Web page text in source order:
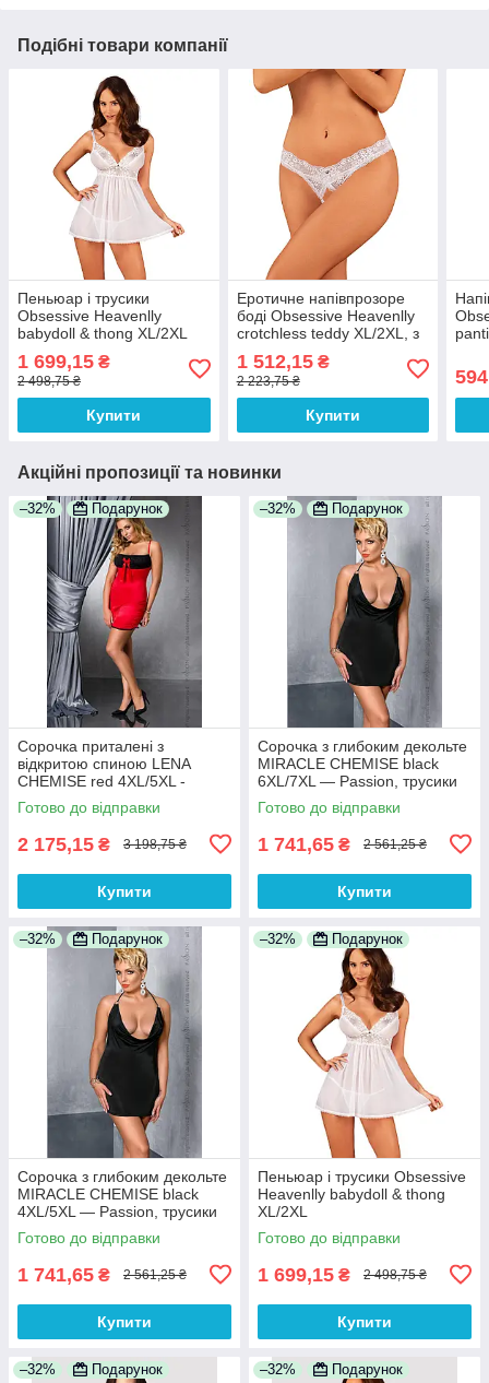
Подібні товари компанії
Пеньюар і трусики
Obsessive Heavenlly
babydoll & thong XL/2XL
1 699,15 ₴
2 498,75 ₴
Купити
Еротичне напівпрозоре
боді Obsessive Heavenlly
crotchless teddy XL/2XL, з
1 512,15₴
2 223,75 ₴
Купити
Акційні пропозиції та новинки
–32% Подарунок
Сорочка приталені з
відкритою спиною LENA
CHEMISE red 4XL/5XL -
Passion, трусики 100%
Анонімності
Готово до відправки
2 175,15 ₴ 3 198,75 ₴
Купити
–32% Подарунок
Сорочка з глибоким декольте
MIRACLE CHEMISE black
6XL/7XL — Passion, трусики
100% Анонімності
Готово до відправки
1 741,65 ₴ 2 561,25 ₴
Купити
–32% Подарунок
Сорочка з глибоким декольте
MIRACLE CHEMISE black
4XL/5XL — Passion, трусики
100% Анонімності
Готово до відправки
1 741,65 ₴ 2 561,25 ₴
Купити
–32% Подарунок
Пеньюар і трусики Obsessive
Heavenlly babydoll & thong
XL/2XL
Готово до відправки
1 699,15 ₴ 2 498,75 ₴
Купити
–32% Подарунок –32% Подарунок